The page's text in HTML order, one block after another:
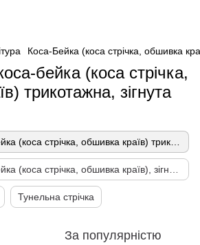
Коса-Бейка (коса стрічка, обшивка
бейка (коса стрічка,
трикотажна, зігнута
Тунельна стрічка
За популярністю